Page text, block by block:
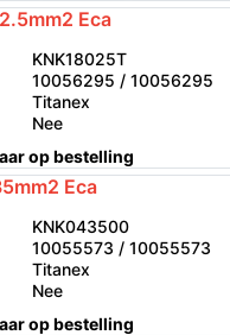
Eca
KNK18025T
10056295 / 10056295
Titanex
Nee
op bestelling
Eca
KNK043500
10055573 / 10055573
Titanex
Nee
op bestelling